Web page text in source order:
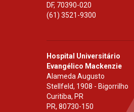
DF, 70390-020
(61) 3521-9300
Hospital Universitário
Evangélico Mackenzie
Alameda Augusto
Stellfeld, 1908 - Bigorrilho
Curitiba, PR
PR, 80730-150